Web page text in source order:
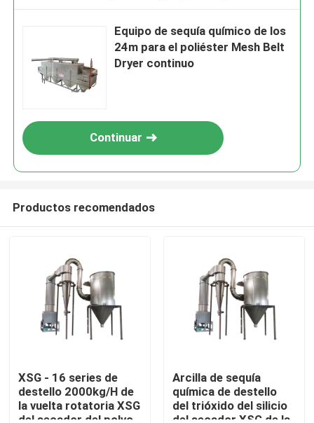
Hogar
Productos
Equipo de sequía químico de los
24m para el poliéster Mesh Belt
Dryer continuo
Continuar
Productos recomendados
XSG - 16 series de
destello 2000kg/H de
la vuelta rotatoria XSG
del secador del polvo
Arcilla de sequía
química de destello
del trióxido del silicio
del secador XSG de la